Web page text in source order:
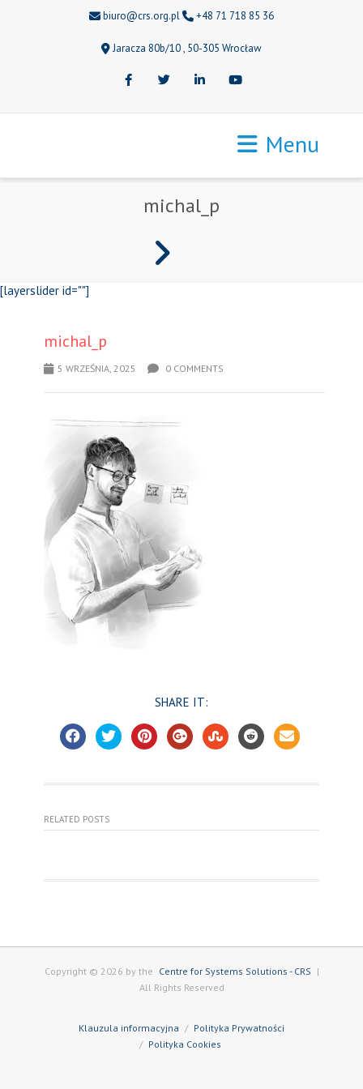
biuro@crs.org.pl +48 71 718 85 36
Jaracza 80b/10 , 50-305 Wrocław
FacebookTwitter LinkedInYoutube
Menu
michal_p
[layerslider id=""]
michal_p
5 WRZEŚNIA, 2025 0 COMMENTS
SHARE IT:
RELATED POSTS
Copyright © 2026 by the Centre for Systems Solutions - CRS |
All Rights Reserved
Klauzula informacyjna
Polityka Prywatności
Polityka Cookies